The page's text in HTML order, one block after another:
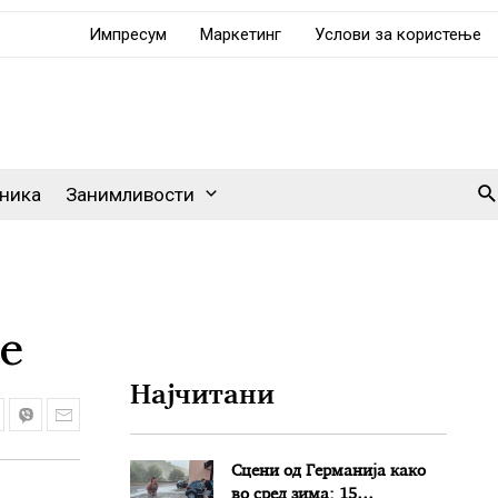
Импресум Маркетинг Услови за користење
Занимливости
Најчитани
Сцени од Германија како
во сред зима: 15